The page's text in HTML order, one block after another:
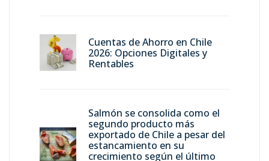
Cuentas de Ahorro en Chile
2026: Opciones Digitales y
Rentables
Salmón se consolida como el
segundo producto más
exportado de Chile a pesar del
estancamiento en su
crecimiento según el último